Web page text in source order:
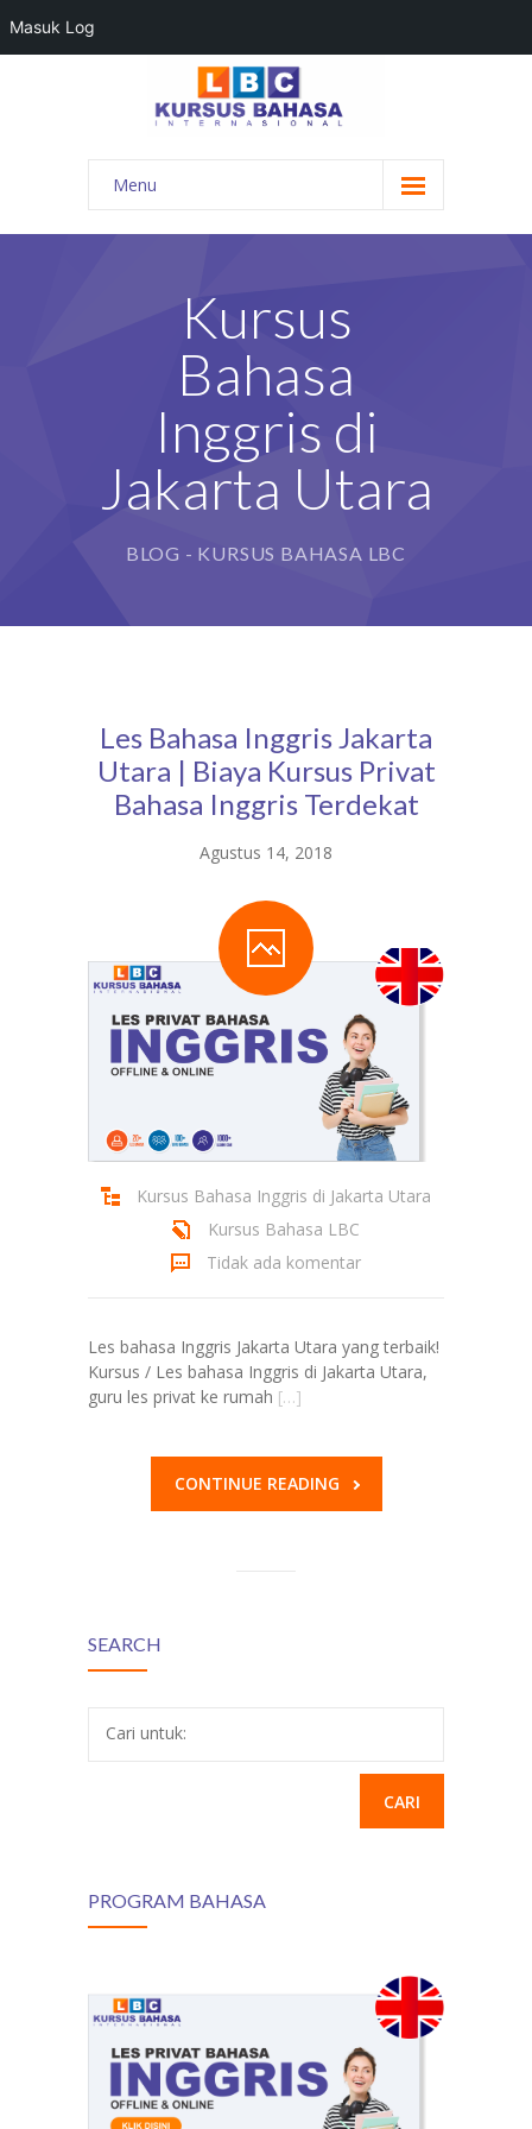
Menu
HOME
KONTAK KAMI
DAFTAR GURU
Kursus
Bahasa
Inggris di
Jakarta Utara
BLOG - KURSUS BAHASA LBC
Les Bahasa Inggris Jakarta
Utara | Biaya Kursus Privat
Bahasa Inggris Terdekat
Agustus 14, 2018
Kursus Bahasa Inggris di Jakarta Utara
Kursus Bahasa LBC
Tidak ada komentar
Les bahasa Inggris Jakarta Utara yang terbaik!
Kursus / Les bahasa Inggris di Jakarta Utara,
guru les privat ke rumah […]
CONTINUE READING
SEARCH
Cari untuk:
PROGRAM BAHASA
Masuk Log